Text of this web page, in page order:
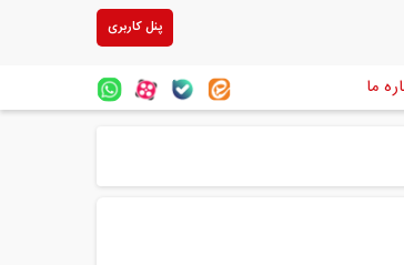
پنل کاربری
ما